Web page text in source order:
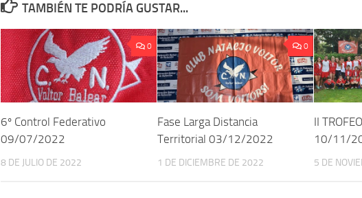
TAMBIÉN TE PODRÍA GUSTAR...
0
6º Control Federativo
09/07/2022
8 DE JULIO DE 2022
0
Fase Larga Distancia
Territorial 03/12/2022
1 DE DICIEMBRE DE 2022
II
10/11/
5 DE